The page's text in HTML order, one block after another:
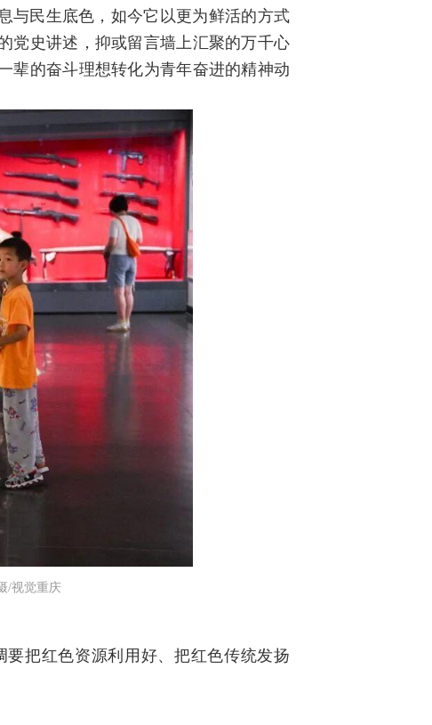
与民生底色，如今它以更为鲜活的方式
党史讲述，抑或留言墙上汇聚的万千心
辈的奋斗理想转化为青年奋进的精神动
/视觉重庆
把红色资源利用好、把红色传统发扬